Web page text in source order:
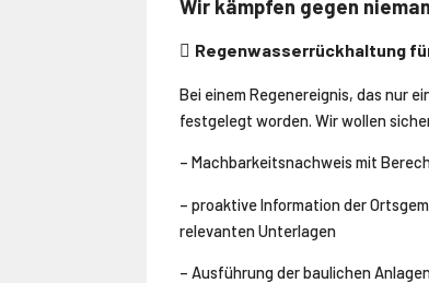
Wir kämpfen gegen
 Regenwasserrückhaltung
Bei einem Regenereignis, das nur
festgelegt worden. Wir wollen
– Machbarkeitsnachweis mit
– proaktive Information der
relevanten Unterlagen
– Ausführung der baulichen